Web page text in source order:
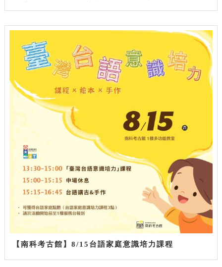
【南科考古館】8/15台語家庭意識培力課程